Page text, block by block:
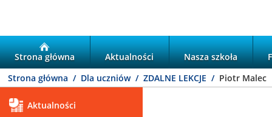
Strona główna Aktualności Nasza szkoła
Strona główna
Dla uczniów ZDALNE LEKCJE Piotr Malec
Aktualności